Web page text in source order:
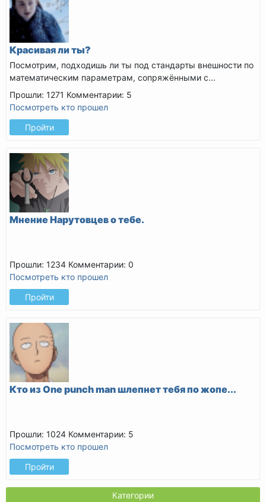
Красивая ли ты?
Посмотрим, подходишь ли ты под стандарты внешности по
математическим параметрам, сопряжёнными с...
Прошли: 1271 Комментарии: 5
Посмотреть кто прошел
Пройти
Мнение Нарутовцев о тебе.
Прошли: 1234 Комментарии: 0
Посмотреть кто прошел
Пройти
Кто из One punch man шлепнет тебя по жопе...
Прошли: 1024 Комментарии: 5
Посмотреть кто прошел
Пройти
Категории